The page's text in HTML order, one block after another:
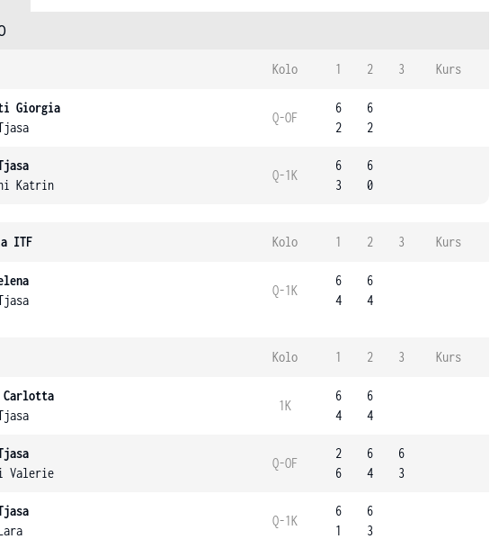
Kolo 1 2 3 Kurs
Giorgia
Q-OF
6
2
6
2
Katrin
Q-1K
6
3
6
0
ITF Kolo 1 2 3 Kurs
Q-1K
6
4
6
4
Kolo 1 2 3 Kurs
Carlotta
1K
6
4
6
4
Valerie
Q-OF
2
6
6
4
6
3
Q-1K
6
1
6
3